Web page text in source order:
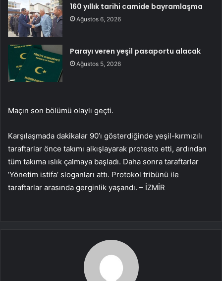
160 yıllık tarihi camide bayramlaşma
Ağustos 6, 2026
Parayı veren yeşil pasaportu alacak
Ağustos 5, 2026
Maçın son bölümü olaylı geçti.
Karşılaşmada dakikalar 90’ı gösterdiğinde yeşil-kırmızılı
taraftarlar önce takımı alkışlayarak protesto etti, ardından
tüm takıma ıslık çalmaya başladı. Daha sonra taraftarlar
‘Yönetim istifa’ sloganları attı. Protokol tribünü ile
taraftarlar arasında gerginlik yaşandı. – İZMİR